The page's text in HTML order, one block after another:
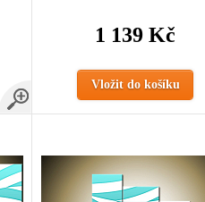
1 139 Kč
Vložit do košíku